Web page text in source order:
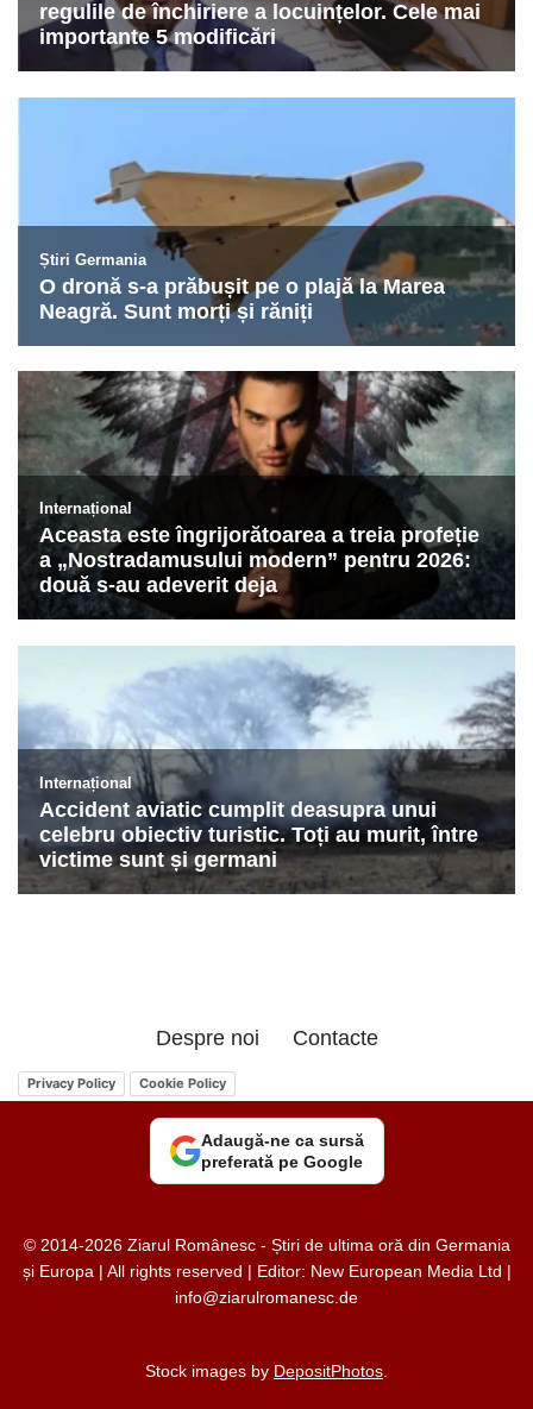
Despre noi Contacte
Privacy Policy Cookie Policy
Adaugă-ne ca sursă
preferată pe Google
© 2014-2026 Ziarul Românesc - Știri de ultima oră din Germania
și Europa | All rights reserved | Editor: New European Media Ltd |
info@ziarulromanesc.de
Stock images by DepositPhotos